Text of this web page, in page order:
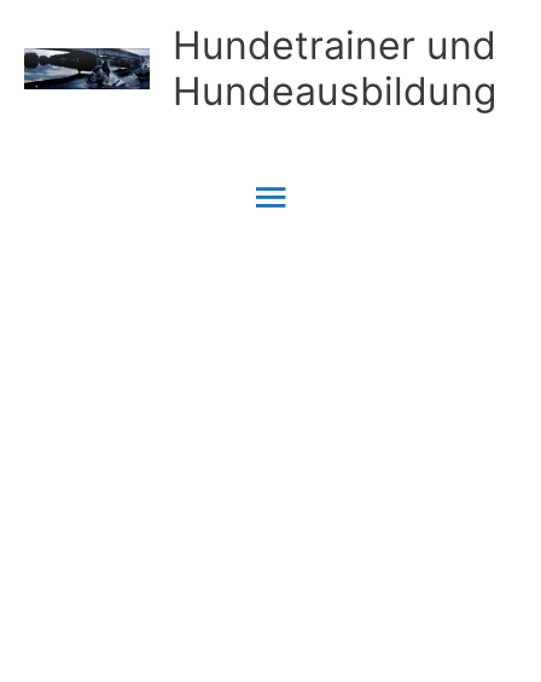
Inhalt
springen
Hundetrainer und
Hundeausbildung
Hauptmenü